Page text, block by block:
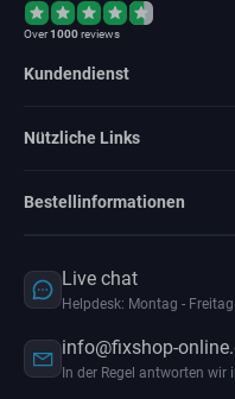
Over1000reviews
Kundendienst
Nützliche Links
Bestellinformationen
Live chat
Helpdesk: Montag -
info@fixshop-
In der Regel antworten